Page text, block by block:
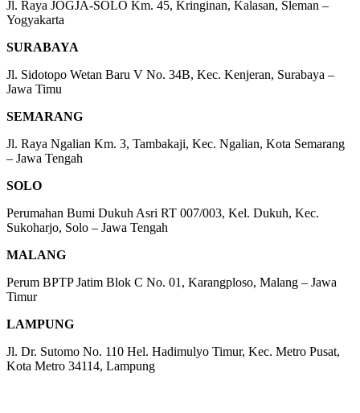
Jl. Raya JOGJA-SOLO Km. 45, Kringinan, Kalasan, Sleman –
Yogyakarta
SURABAYA
Jl. Sidotopo Wetan Baru V No. 34B, Kec. Kenjeran, Surabaya –
Jawa Timu
SEMARANG
Jl. Raya Ngalian Km. 3, Tambakaji, Kec. Ngalian, Kota Semarang
– Jawa Tengah
SOLO
Perumahan Bumi Dukuh Asri RT 007/003, Kel. Dukuh, Kec.
Sukoharjo, Solo – Jawa Tengah
MALANG
Perum BPTP Jatim Blok C No. 01, Karangploso, Malang – Jawa
Timur
LAMPUNG
Jl. Dr. Sutomo No. 110 Hel. Hadimulyo Timur, Kec. Metro Pusat,
Kota Metro 34114, Lampung